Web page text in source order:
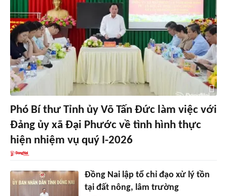
Phó Bí thư Tỉnh ủy Võ Tấn Đức làm việc với
Đảng ủy xã Đại Phước về tình hình thực
hiện nhiệm vụ quý I-2026
Đồng Nai lập tổ chỉ đạo xử lý tồn
tại đất nông, lâm trường